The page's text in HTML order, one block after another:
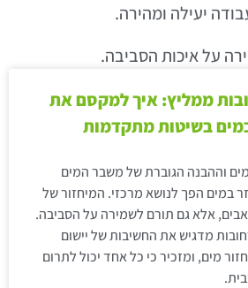
יעילה ומהירה.
על איכות הסביבה.
ממליץ: איך למקסם את
בשיטות מתקדמות
וההבנה הגוברת של משבר המים
במים הפך לנושא מרכזי. המיחזור של
אלא גם תורם לשמירה על הסביבה.
מדגיש את החשיבות של יישום
מים, ומזכיר כי כל אחד יכול לתרום